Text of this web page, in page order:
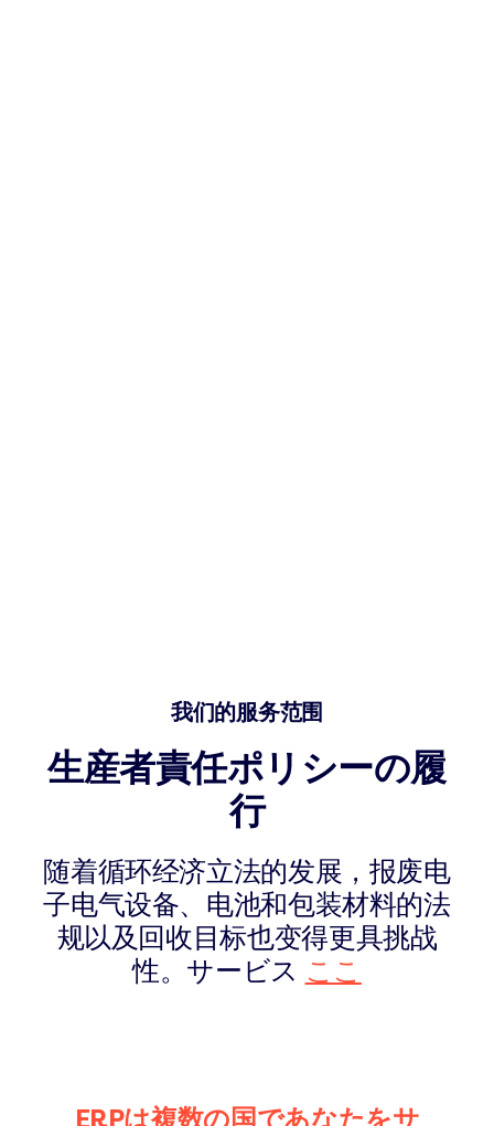
我们的服务范围
生産者責任ポリシーの履
行
随着循环经济立法的发展，报废电
子电气设备、电池和包装材料的法
规以及回收目标也变得更具挑战
性。サービス ここ